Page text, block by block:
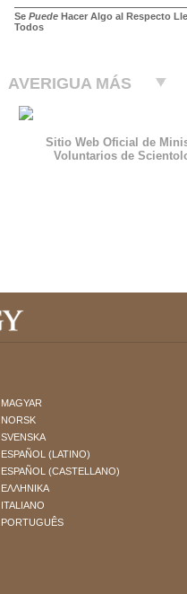
Se Puede Hacer Algo al Respecto
Todos
AVERIGUA MÁS
Sitio Web Oficial de
Voluntarios de
MAGYAR
NORSK
SVENSKA
ESPAÑOL (LATINO)
ESPAÑOL (CASTELLANO)
ΕΛΛΗΝΙΚA
ITALIANO
PORTUGUÊS